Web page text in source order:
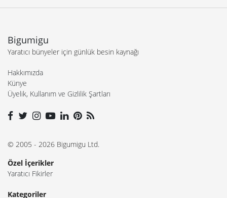
Bigumigu
Yaratıcı bünyeler için günlük besin kaynağı
Hakkımızda
Künye
Üyelik, Kullanım ve Gizlilik Şartları
© 2005 - 2026 Bigumigu Ltd.
Özel İçerikler
Yaratıcı Fikirler
Kategoriler